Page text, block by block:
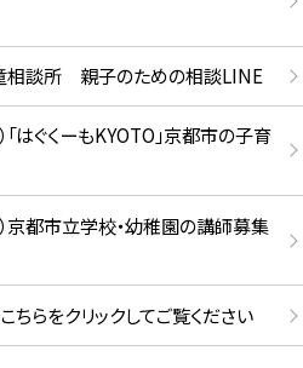
相談所 親子のための相談LINE
はぐくーもKYOTO」京都市の子育
京都市立学校・幼稚園の講師募集
らをクリックしてご覧ください